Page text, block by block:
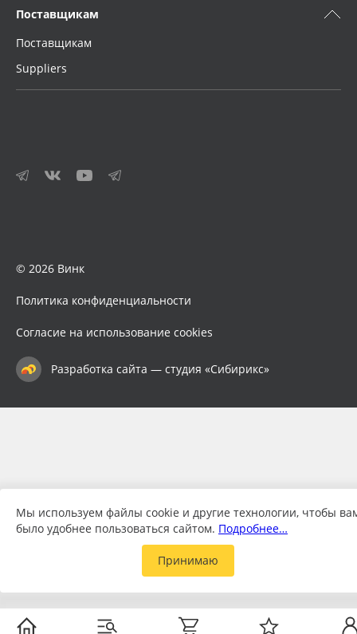
Поставщикам
Поставщикам
Suppliers
© 2026 Винк
Политика конфиденциальности
Согласие на использование cookies
Разработка сайта — студия «Сибирикс»
Мы используем файлы cookie и другие технологии, чтобы
было удобнее пользоваться сайтом. Подробнее…
Принимаю